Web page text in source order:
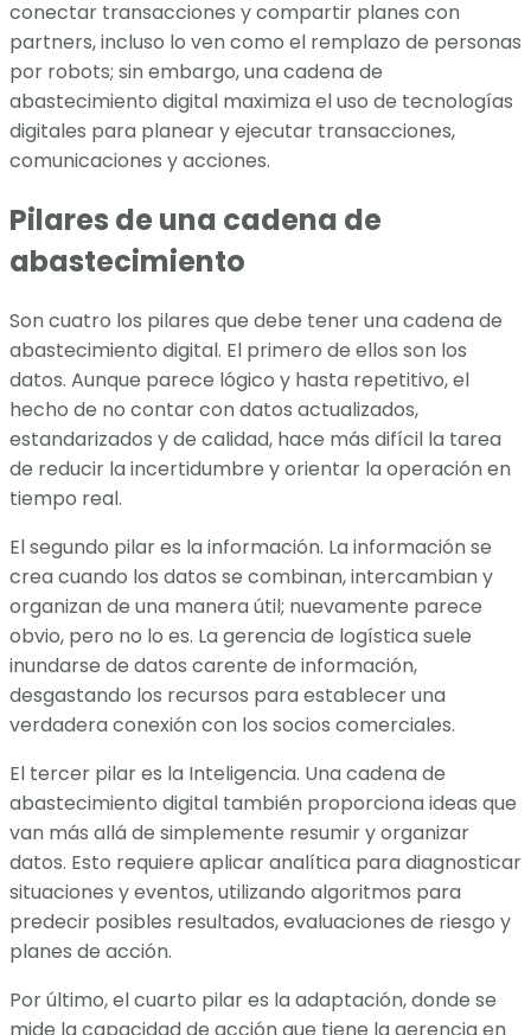
conectar transacciones y compartir planes con
partners, incluso lo ven como el remplazo de personas
por robots; sin embargo, una cadena de
abastecimiento digital maximiza el uso de tecnologías
digitales para planear y ejecutar transacciones,
comunicaciones y acciones.
Pilares de una cadena de
abastecimiento
Son cuatro los pilares que debe tener una cadena de
abastecimiento digital. El primero de ellos son los
datos. Aunque parece lógico y hasta repetitivo, el
hecho de no contar con datos actualizados,
estandarizados y de calidad, hace más difícil la tarea
de reducir la incertidumbre y orientar la operación en
tiempo real.
El segundo pilar es la información. La información se
crea cuando los datos se combinan, intercambian y
organizan de una manera útil; nuevamente parece
obvio, pero no lo es. La gerencia de logística suele
inundarse de datos carente de información,
desgastando los recursos para establecer una
verdadera conexión con los socios comerciales.
El tercer pilar es la Inteligencia. Una cadena de
abastecimiento digital también proporciona ideas que
van más allá de simplemente resumir y organizar
datos. Esto requiere aplicar analítica para diagnosticar
situaciones y eventos, utilizando algoritmos para
predecir posibles resultados, evaluaciones de riesgo y
planes de acción.
Por último, el cuarto pilar es la adaptación, donde se
mide la capacidad de acción que tiene la gerencia en